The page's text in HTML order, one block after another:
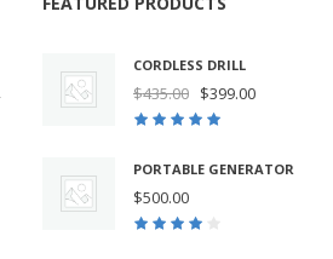
CORDLESS DRILL
$435.00
Original
price
$435.00.
$399.00Current
$399.00.
PORTABLE GENERATOR
$500.00